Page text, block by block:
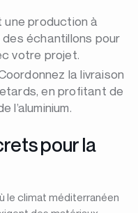
une production à
échantillons pour
votre projet.
la livraison
en profitant de
l’aluminium.
pour la
le climat méditerranéen